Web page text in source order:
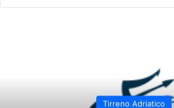
Tirreno Adriatico